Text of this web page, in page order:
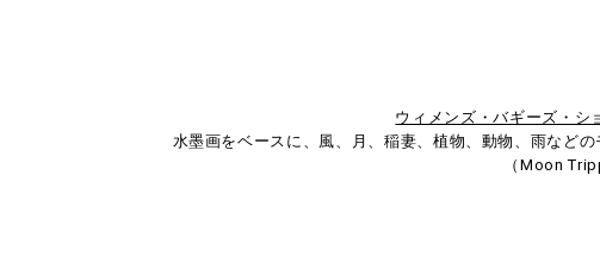
ウィメンズ・バギーズ・シ
水墨画をベースに、風、月、稲妻、植物、動物、雨など
（Moon